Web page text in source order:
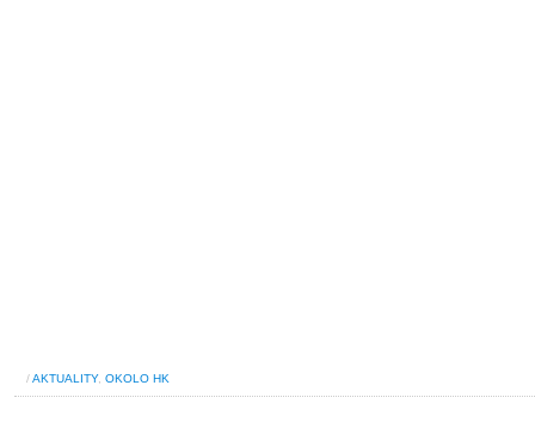
/AKTUALITY, OKOLO HK